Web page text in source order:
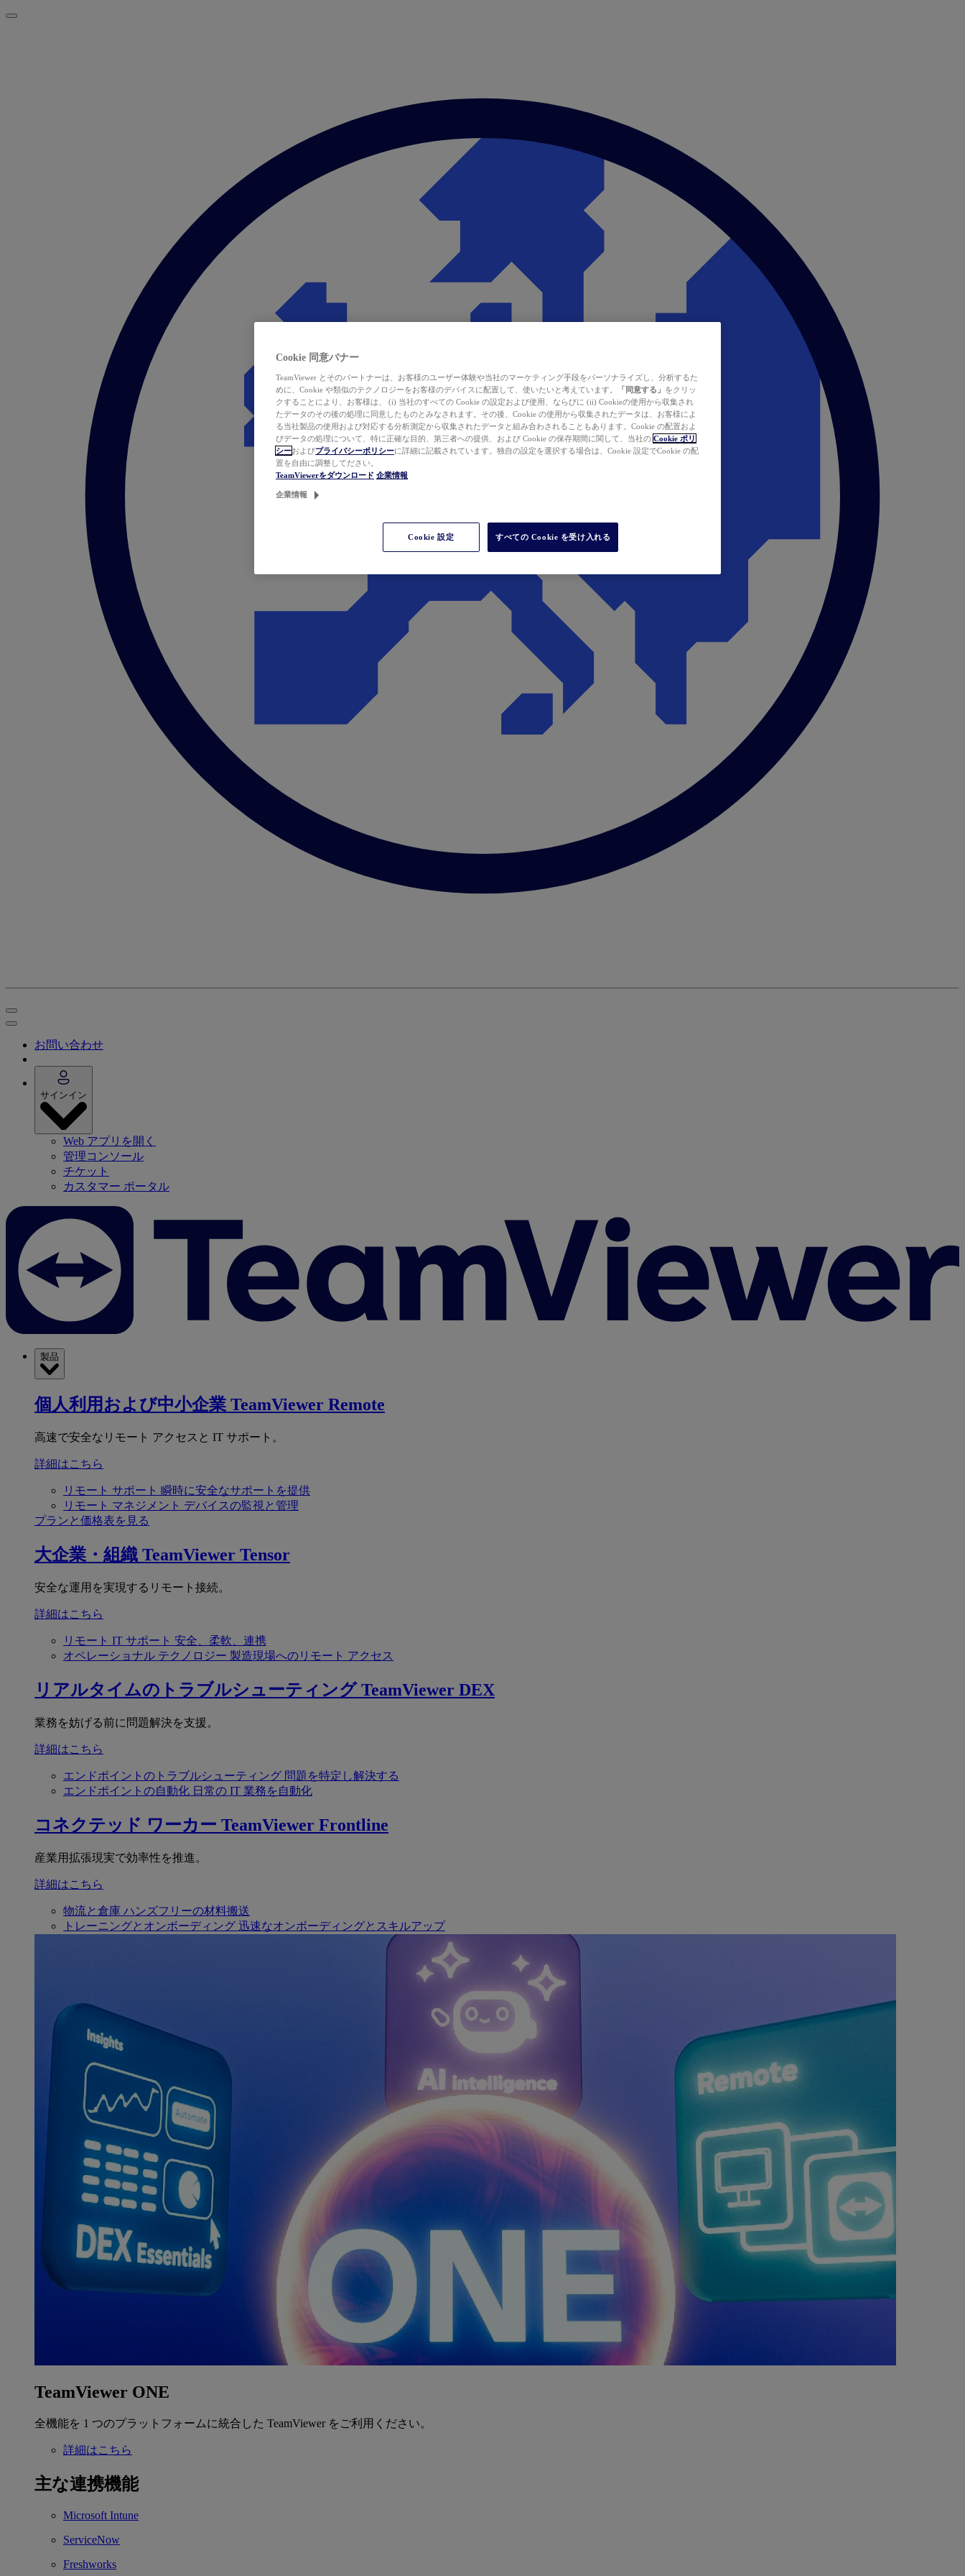
お問い合わせ
サインイン
Web アプリを開く
管理コンソール
チケット
カスタマー ポータル
製品
個人利用および中小企業 TeamViewer Remote
高速で安全なリモート アクセスと IT サポート。
詳細はこちら
リモート サポート 瞬時に安全なサポートを提供
リモート マネジメント デバイスの監視と管理
プランと価格表を見る
大企業・組織 TeamViewer Tensor
安全な運用を実現するリモート接続。
詳細はこちら
リモート IT サポート 安全、柔軟、連携
オペレーショナル テクノロジー 製造現場へのリモート アクセス
リアルタイムのトラブルシューティング TeamViewer DEX
業務を妨げる前に問題解決を支援。
詳細はこちら
エンドポイントのトラブルシューティング 問題を特定し解決する
エンドポイントの自動化 日常の IT 業務を自動化
コネクテッド ワーカー TeamViewer Frontline
産業用拡張現実で効率性を推進。
詳細はこちら
物流と倉庫 ハンズフリーの材料搬送
トレーニングとオンボーディング 迅速なオンボーディングとスキルアップ
TeamViewer ONE
全機能を 1 つのプラットフォームに統合した TeamViewer をご利用ください。
詳細はこちら
主な連携機能
Microsoft Intune
ServiceNow
Freshworks
Cookie 同意バナー
TeamViewer とそのパートナーは、お客様のユーザー体験や当社のマーケティング手段をパーソナライズし、分析するた
めに、Cookie や類似のテクノロジーをお客様のデバイスに配置して、使いたいと考えています。
「同意する」 をクリッ
クすることにより、お客様は、 (i) 当社のすべての Cookie の設定および使用、ならびに (ii) Cookieの使用から収集され
たデータのその後の処理に同意したものとみなされます。その後、Cookie の使用から収集されたデータは、お客様によ
る当社製品の使用および対応する分析測定から収集されたデータと組み合わされることもあります。Cookie の配置およ
びデータの処理について、特に正確な目的、第三者への提供、および Cookie の保存期間に関して、当社の Cookie ポリ
シーおよびプライバシーポリシーに詳細に記載されています。独自の設定を選択する場合は、Cookie 設定でCookie の配
置を自由に調整してださい。
TeamViewerをダウンロード 企業情報
企業情報
Cookie 設定 すべての Cookie を受け入れる